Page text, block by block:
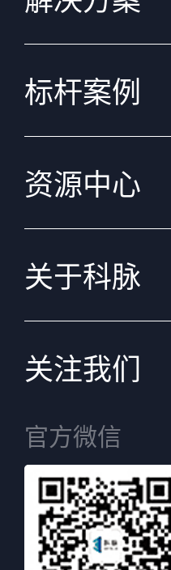
标杆案例
资源中心
关于科脉
关注我们
官方微信